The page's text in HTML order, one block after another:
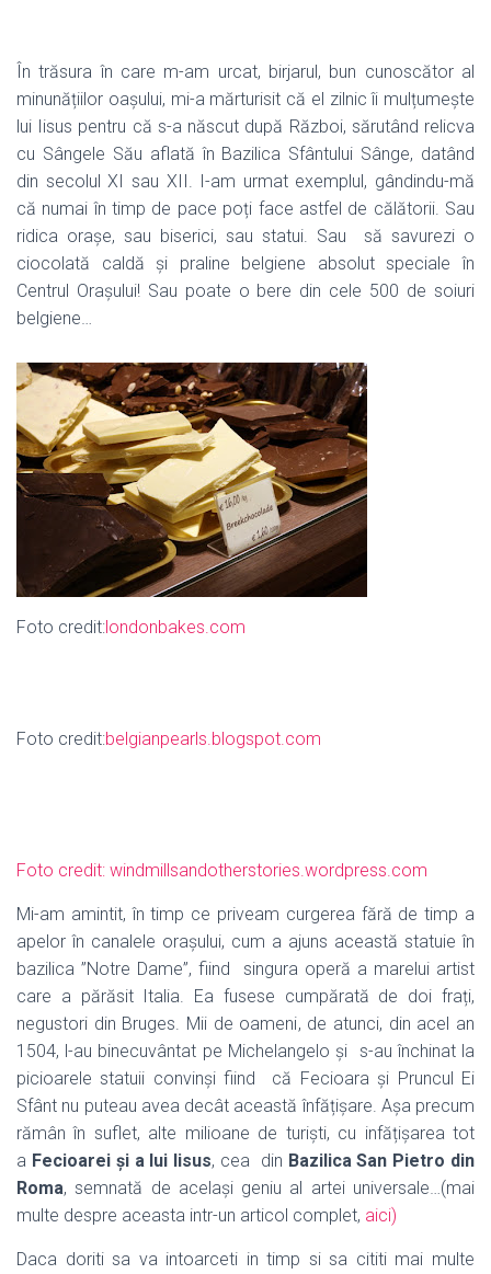
În trăsura în care m-am urcat, birjarul, bun cunoscător al
minunățiilor oașului, mi-a mărturisit că el zilnic îi mulțumește
lui Iisus pentru că s-a născut după Război, sărutând relicva
cu Sângele Său aflată în Bazilica Sfântului Sânge, datând
din secolul XI sau XII. I-am urmat exemplul, gândindu-mă
că numai în timp de pace poți face astfel de călătorii. Sau
ridica orașe, sau biserici, sau statui. Sau
să savurezi o
ciocolată caldă și praline belgiene absolut speciale în
Centrul Orașului! Sau poate o bere din cele 500 de soiuri
belgiene…
Foto credit:londonbakes.com
Foto credit:belgianpearls.blogspot.com
Foto credit: windmillsandotherstories.wordpress.com
Mi-am amintit, în timp ce priveam curgerea fără de timp a
apelor în canalele orașului, cum a ajuns această statuie în
bazilica ”Notre Dame”, fiind
singura operă a marelui artist
care a părăsit Italia. Ea fusese cumpărată de doi frați,
negustori din Bruges. Mii de oameni, de atunci, din acel an
1504, l-au binecuvântat pe Michelangelo și s-au închinat la
picioarele statuii convinși fiind
că Fecioara și Pruncul Ei
Sfânt nu puteau avea decât această înfățișare. Așa precum
rămân în suflet, alte milioane de turiști, cu infățișarea tot
a Fecioarei și a lui Iisus, cea din Bazilica San Pietro din
Roma, semnată de același geniu al artei universale…(mai
multe despre aceasta intr-un articol complet, aici)
Daca doriti sa va intoarceti in timp si sa cititi mai multe